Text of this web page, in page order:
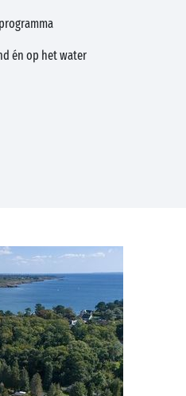
én op het water